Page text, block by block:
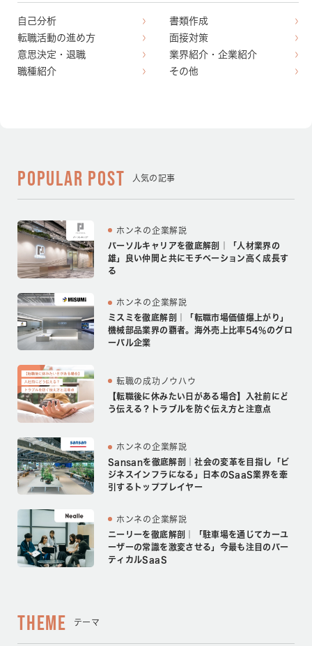
自己分析
書類作成
転職活動の進め方
面接対策
意思決定・退職
業界紹介・企業紹介
職種紹介
その他
POPULAR POST 人気の記事
ホンネの企業解説
パーソルキャリアを徹底解剖｜「人材業界の
雄」良い仲間と共にモチベーション高く成長す
る
ホンネの企業解説
ミスミを徹底解剖｜「転職市場価値爆上がり」
機械部品業界の覇者。海外売上比率54%のグロ
ーバル企業
転職の成功ノウハウ
【転職後に休みたい日がある場合】入社前にど
う伝える？トラブルを防ぐ伝え方と注意点
ホンネの企業解説
Sansanを徹底解剖｜社会の変革を目指し「ビ
ジネスインフラになる」日本のSaaS業界を牽
引するトッププレイヤー
ホンネの企業解説
ニーリーを徹底解剖｜「駐車場を通じてカーユ
ーザーの常識を激変させる」今最も注目のバー
ティカルSaaS
THEME テーマ